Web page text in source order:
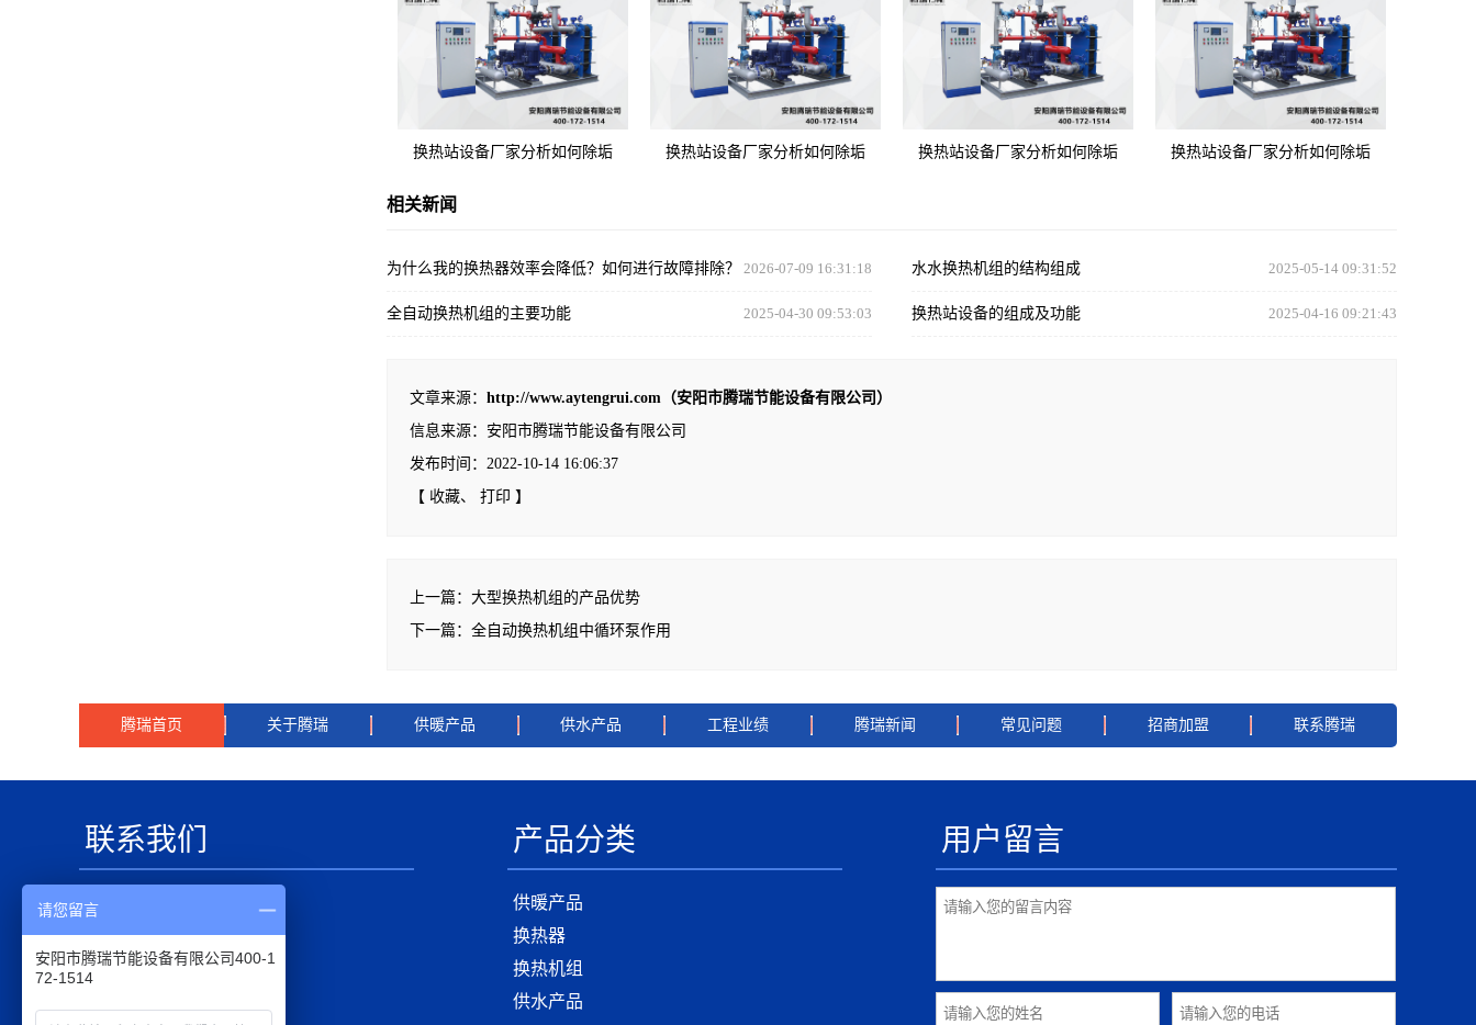
换热站设备厂家分析如何除垢 换热站设备厂家分析如何除垢 换热站设备厂家分析如何除垢 换热站设备厂家分析如何除垢
相关新闻
为什么我的换热器效率会降低？如何进行故障排除？ 2026-07-09 16:31:18 水水换热机组的结构组成 2025-05-14 09:31:52
全自动换热机组的主要功能 2025-04-30 09:53:03 换热站设备的组成及功能 2025-04-16 09:21:43
文章来源： http://www.aytengrui.com（安阳市腾瑞节能设备有限公司）
信息来源： 安阳市腾瑞节能设备有限公司
发布时间：2022-10-14 16:06:37
【 收藏、 打印 】
上一篇： 大型换热机组的产品优势
下一篇： 全自动换热机组中循环泵作用
腾瑞首页 关于腾瑞 供暖产品 供水产品 工程业绩 腾瑞新闻 常见问题 招商加盟 联系腾瑞
联系我们
电话：18837260119
热线：0372-3302262
邮箱：aytr66@163.com
产品分类
供暖产品
换热器
换热机组
供水产品
用户留言
请您留言
安阳市腾瑞节能设备有限公司400-1
72-1514